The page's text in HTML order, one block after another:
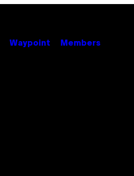
Waypoint Members